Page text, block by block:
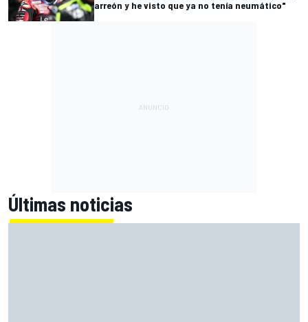
arreón y he visto que ya no tenía neumático"
Últimas noticias